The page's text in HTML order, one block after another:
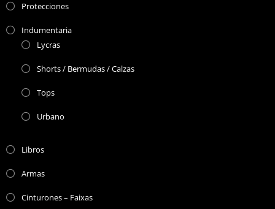
Protecciones
Indumentaria
Lycras
Shorts / Bermudas / Calzas
Tops
Urbano
Libros
Armas
Cinturones – Faixas